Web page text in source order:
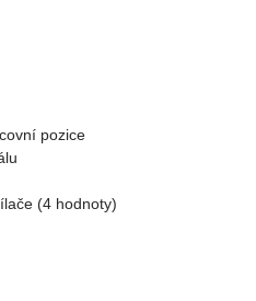
pozice
(4 hodnoty)